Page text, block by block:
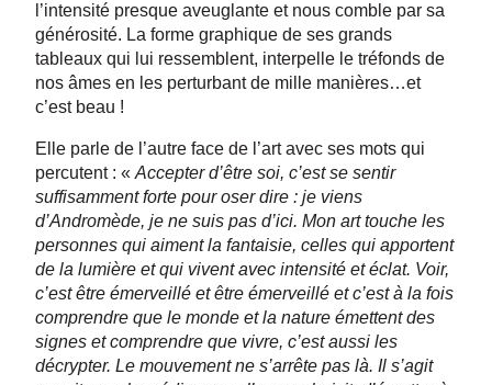
l’intensité presque aveuglante et nous comble par sa
générosité. La forme graphique de ses grands
tableaux qui lui ressemblent, interpelle le tréfonds de
nos âmes en les perturbant de mille manières…et
c’est beau !
Elle parle de l’autre face de l’art avec ses mots qui
percutent : « Accepter d’être soi, c’est se sentir
suffisamment forte pour oser dire : je viens
d’Andromède, je ne suis pas d’ici. Mon art touche les
personnes qui aiment la fantaisie, celles qui apportent
de la lumière et qui vivent avec intensité et éclat. Voir,
c’est être émerveillé et être émerveillé et c’est à la fois
comprendre que le monde et la nature émettent des
signes et comprendre que vivre, c’est aussi les
décrypter. Le mouvement ne s’arrête pas là. Il s’agit